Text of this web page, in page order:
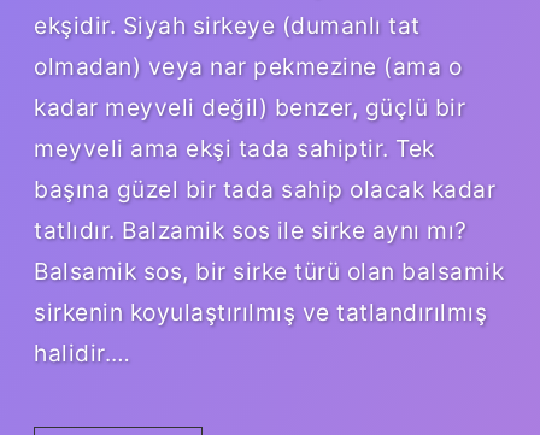
ekşidir. Siyah sirkeye (dumanlı tat
olmadan) veya nar pekmezine (ama o
kadar meyveli değil) benzer, güçlü bir
meyveli ama ekşi tada sahiptir. Tek
başına güzel bir tada sahip olacak kadar
tatlıdır. Balzamik sos ile sirke aynı mı?
Balsamik sos, bir sirke türü olan balsamik
sirkenin koyulaştırılmış ve tatlandırılmış
halidir.…